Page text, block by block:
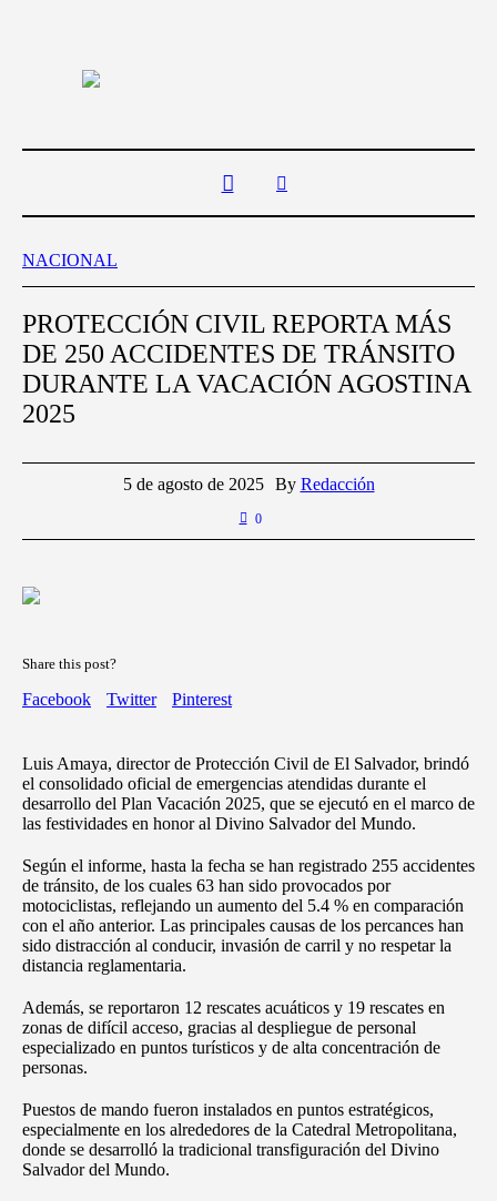
NACIONAL
PROTECCIÓN CIVIL REPORTA MÁS
DE 250 ACCIDENTES DE TRÁNSITO
DURANTE LA VACACIÓN AGOSTINA
2025
5 de agosto de 2025 By Redacción
0
Share this post?
Facebook Twitter Pinterest
Luis Amaya, director de Protección Civil de El Salvador, brindó
el consolidado oficial de emergencias atendidas durante el
desarrollo del Plan Vacación 2025, que se ejecutó en el marco de
las festividades en honor al Divino Salvador del Mundo.
Según el informe, hasta la fecha se han registrado 255 accidentes
de tránsito, de los cuales 63 han sido provocados por
motociclistas, reflejando un aumento del 5.4 % en comparación
con el año anterior. Las principales causas de los percances han
sido distracción al conducir, invasión de carril y no respetar la
distancia reglamentaria.
Además, se reportaron 12 rescates acuáticos y 19 rescates en
zonas de difícil acceso, gracias al despliegue de personal
especializado en puntos turísticos y de alta concentración de
personas.
Puestos de mando fueron instalados en puntos estratégicos,
especialmente en los alrededores de la Catedral Metropolitana,
donde se desarrolló la tradicional transfiguración del Divino
Salvador del Mundo.